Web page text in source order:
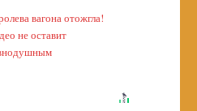
вагона отожгла!
не оставит